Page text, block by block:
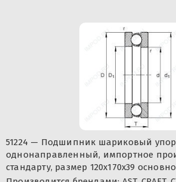
51224 — Подшипник шариковый
однонаправленный, импортное
стандарту, размер 120x170x39